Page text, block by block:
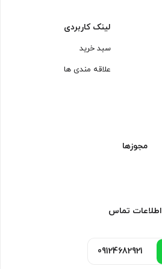
لینک کاربردی
سبد خرید
علاقه مندی ها
مجوزها
اطلاعات تماس
09124682921